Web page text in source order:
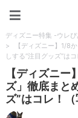
ディズニー特集 -ウレぴ
>
【ディズニー】1/8
しする“注目グッズ”はコ
【ディズニ
ズ」徹底まと
ズ”はコレ！